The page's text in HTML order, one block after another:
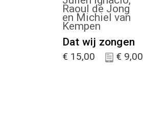
Raoul de Jong
en Michiel van
Kempen
Dat wij zongen
€ 15,00 € 9,00